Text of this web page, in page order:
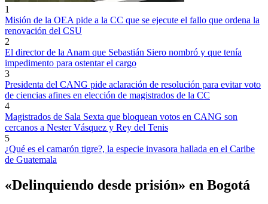
1
Misión de la OEA pide a la CC que se ejecute el fallo que ordena la
renovación del CSU
2
El director de la Anam que Sebastián Siero nombró y que tenía
impedimento para ostentar el cargo
3
Presidenta del CANG pide aclaración de resolución para evitar voto
de ciencias afines en elección de magistrados de la CC
4
Magistrados de Sala Sexta que bloquean votos en CANG son
cercanos a Nester Vásquez y Rey del Tenis
5
¿Qué es el camarón tigre?, la especie invasora hallada en el Caribe
de Guatemala
«Delinquiendo desde prisión» en Bogotá